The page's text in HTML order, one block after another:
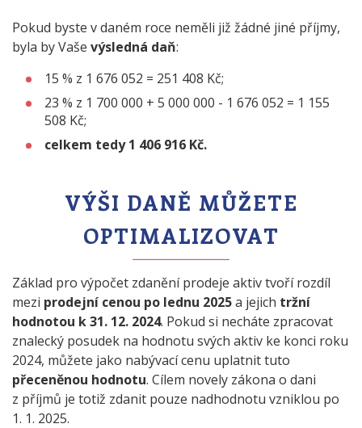
Pokud byste v daném roce neměli již žádné jiné příjmy,
byla by Vaše výsledná daň:
15 % z 1 676 052 = 251 408 Kč;
23 % z 1 700 000 + 5 000 000 - 1 676 052 = 1 155
508 Kč;
celkem tedy 1 406 916 Kč.
VÝŠI DANĚ MŮŽETE
OPTIMALIZOVAT
Základ pro výpočet zdanění prodeje aktiv tvoří rozdíl
mezi prodejní cenou po lednu 2025a jejich tržní
hodnotou k 31. 12. 2024. Pokud si necháte zpracovat
znalecký posudek na hodnotu svých aktiv ke konci roku
2024, můžete jako nabývací cenu uplatnit tuto
přeceněnou hodnotu. Cílem novely zákona o dani
z příjmů je totiž zdanit pouze nadhodnotu vzniklou po
1. 1. 2025.